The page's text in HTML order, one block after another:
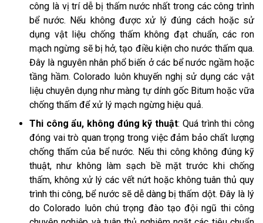
công là vị trí dễ bị thấm nước nhất trong các công trình
bể nước. Nếu không được xử lý đúng cách hoặc sử
dụng vật liệu chống thấm không đạt chuẩn, các ron
mạch ngừng sẽ bị hở, tạo điều kiện cho nước thấm qua.
Đây là nguyên nhân phổ biến ở các bể nước ngầm hoặc
tầng hầm. Colorado luôn khuyến nghị sử dụng các vật
liệu chuyên dụng như màng tự dính gốc Bitum hoặc vữa
chống thấm để xử lý mạch ngừng hiệu quả.
Thi công ẩu, không đúng kỹ thuật: Quá trình thi công
đóng vai trò quan trọng trong việc đảm bảo chất lượng
chống thấm của bể nước. Nếu thi công không đúng kỹ
thuật, như không làm sạch bề mặt trước khi chống
thấm, không xử lý các vết nứt hoặc không tuân thủ quy
trình thi công, bể nước sẽ dễ dàng bị thấm dột. Đây là lý
do Colorado luôn chú trọng đào tạo đội ngũ thi công